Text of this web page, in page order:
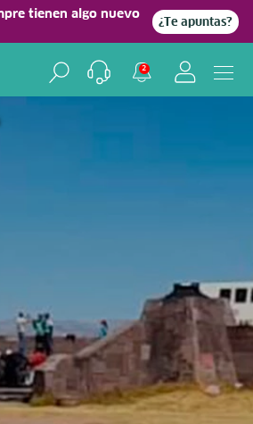
tienen algo nuevo
¿Te apuntas?
2